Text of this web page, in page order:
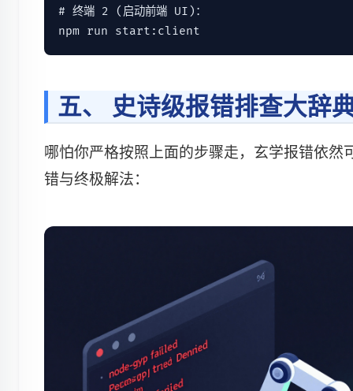
# 终端 2 (启动前端 UI)：
npm run start:client
五、 史诗级报错排查大
哪怕你严格按照上面的步骤走，玄学报错依
错与终极解法：